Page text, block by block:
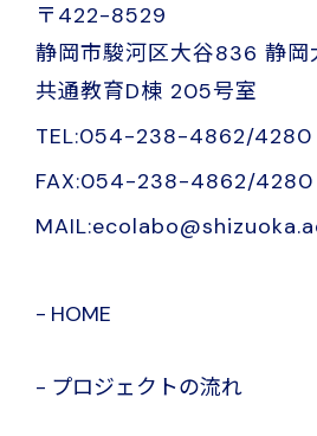
〒422-8529
静岡市駿河区大谷836 静岡
共通教育D棟 205号室
TEL:054-238-4862/4280
FAX:054-238-4862/4280
HOME
プロジェクトの流れ